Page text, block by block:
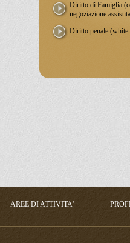
Diritto di Famiglia
negoziazione
Diritto penale (white
AREE DI ATTIVITA'